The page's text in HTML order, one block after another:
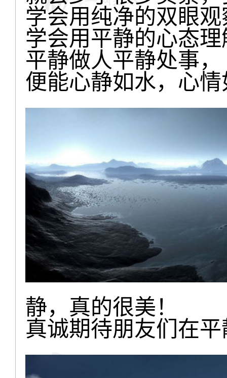
学会用纯净的双眼
学会用平静的心态
平静做人平静处事，
便能心静如水，心
静，真的很美！
真诚期待朋友们在